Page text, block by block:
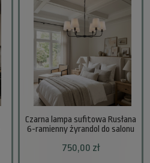
Czarna lampa sufitowa Rusłana
6-ramienny żyrandol do salonu
750,00 zł